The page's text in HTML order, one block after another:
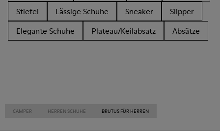
Stiefel
Lässige Schuhe Sneaker
Slipper
Elegante Schuhe
Plateau/Keilabsatz Absätze
CAMPER HERREN SCHUHE BRUTUS FÜR HERREN